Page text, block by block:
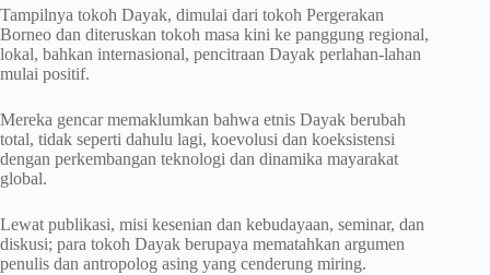
Tampilnya tokoh Dayak, dimulai dari tokoh Pergerakan
Borneo dan diteruskan tokoh masa kini ke panggung regional,
lokal, bahkan internasional, pencitraan Dayak perlahan-lahan
mulai positif.
Mereka gencar memaklumkan bahwa etnis Dayak berubah
total, tidak seperti dahulu lagi, koevolusi dan koeksistensi
dengan perkembangan teknologi dan dinamika mayarakat
global.
Lewat publikasi, misi kesenian dan kebudayaan, seminar, dan
diskusi; para tokoh Dayak berupaya mematahkan argumen
penulis dan antropolog asing yang cenderung miring.